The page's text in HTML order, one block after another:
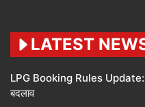
LATEST
LPG Booking Rules Update:
बदलाव